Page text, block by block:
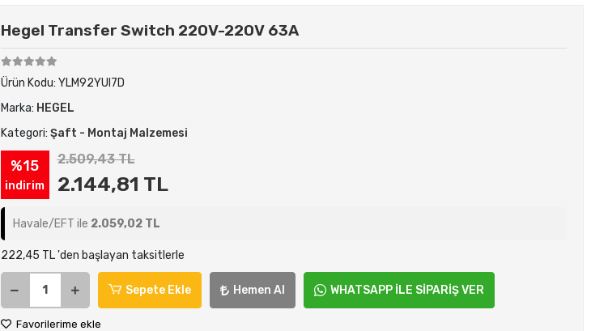
Hegel Transfer Switch 220V-220V 63A
Ürün Kodu: YLM92YUI7D
Marka: HEGEL
Kategori: Şaft - Montaj Malzemesi
%15
indirim
2.509,43 TL
2.144,81 TL
Havale/EFT ile 2.059,02 TL
222,45 TL 'den başlayan taksitlerle
Sepete Ekle Hemen Al WHATSAPP İLE SİPARİŞ VER
Favorilerime ekle